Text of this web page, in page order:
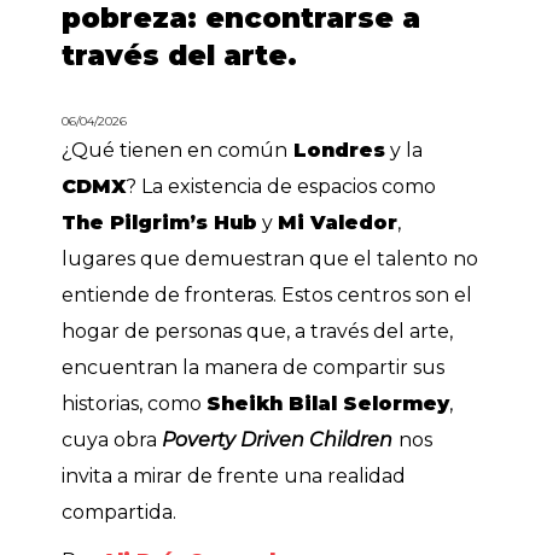
pobreza: encontrarse a
través del arte.
06/04/2026
¿Qué tienen en común Londres y la
CDMX? La existencia de espacios como
The Pilgrim’s Hub y Mi Valedor,
lugares que demuestran que el talento no
entiende de fronteras. Estos centros son el
hogar de personas que, a través del arte,
encuentran la manera de compartir sus
historias, como Sheikh Bilal Selormey,
cuya obra Poverty Driven Children nos
invita a mirar de frente una realidad
compartida.